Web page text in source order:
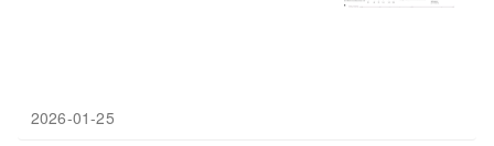
2026-01-25